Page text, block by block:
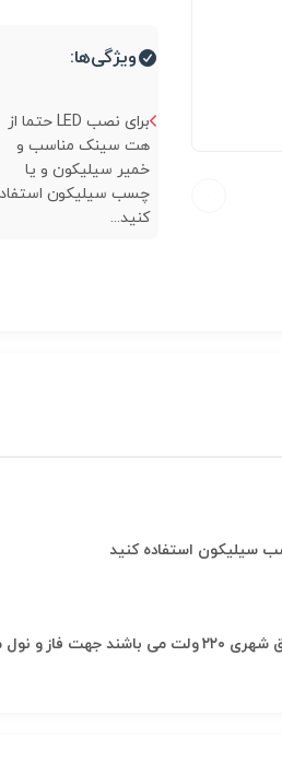
ویژگی‌ها:
برای نصب LED حتما از
هت سینک مناسب و
خمیر سیلیکون و یا
چسب سیلیکون
کنید...